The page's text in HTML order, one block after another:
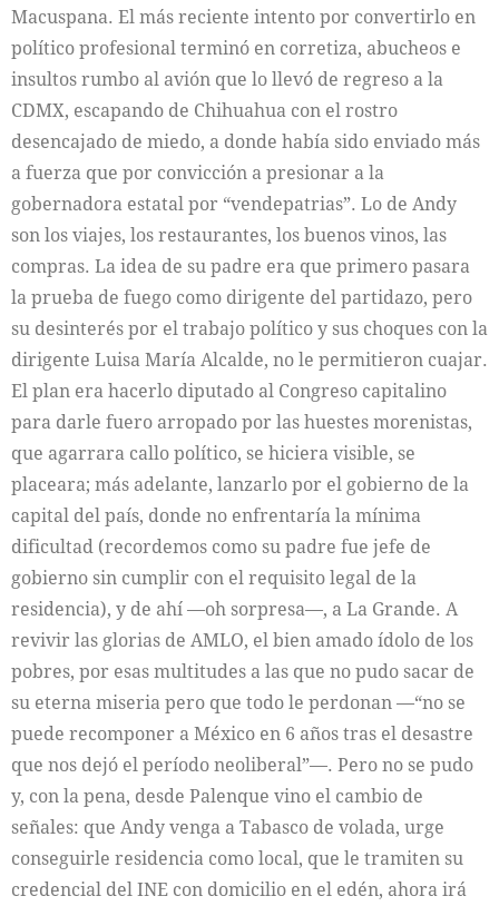
Macuspana. El más reciente intento por convertirlo en
político profesional terminó en corretiza, abucheos e
insultos rumbo al avión que lo llevó de regreso a la
CDMX, escapando de Chihuahua con el rostro
desencajado de miedo, a donde había sido enviado más
a fuerza que por convicción a presionar a la
gobernadora estatal por “vendepatrias”. Lo de Andy
son los viajes, los restaurantes, los buenos vinos, las
compras. La idea de su padre era que primero pasara
la prueba de fuego como dirigente del partidazo, pero
su desinterés por el trabajo político y sus choques con la
dirigente Luisa María Alcalde, no le permitieron cuajar.
El plan era hacerlo diputado al Congreso capitalino
para darle fuero arropado por las huestes morenistas,
que agarrara callo político, se hiciera visible, se
placeara; más adelante, lanzarlo por el gobierno de la
capital del país, donde no enfrentaría la mínima
dificultad (recordemos como su padre fue jefe de
gobierno sin cumplir con el requisito legal de la
residencia), y de ahí —oh sorpresa—, a La Grande. A
revivir las glorias de AMLO, el bien amado ídolo de los
pobres, por esas multitudes a las que no pudo sacar de
su eterna miseria pero que todo le perdonan —“no se
puede recomponer a México en 6 años tras el desastre
que nos dejó el período neoliberal”—. Pero no se pudo
y, con la pena, desde Palenque vino el cambio de
señales: que Andy venga a Tabasco de volada, urge
conseguirle residencia como local, que le tramiten su
credencial del INE con domicilio en el edén, ahora irá